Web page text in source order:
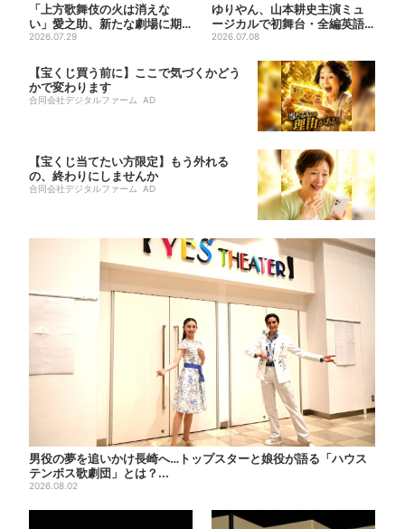
「上方歌舞伎の火は消えな
い」愛之助、新たな劇場に期
待 “ルパン歌舞伎”は古典へ
2026.07.29
ゆりやん、山本耕史主演ミュ
ージカルで初舞台・全編英語
「“残った人”になりたい」
2026.07.08
【宝くじ買う前に】ここで気づくかどう
かで変わります
合同会社デジタルファーム AD
【宝くじ当てたい方限定】もう外れる
の、終わりにしませんか
合同会社デジタルファーム AD
男役の夢を追いかけ長崎へ…トップスターと娘役が語る「ハウス
テンボス歌劇団」とは？...
2026.08.02